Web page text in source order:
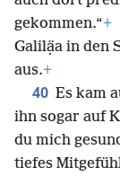
gekommen.“+
Galilạ̈a in den
aus.+
40 Es kam
ihn sogar auf
du mich
tiefes